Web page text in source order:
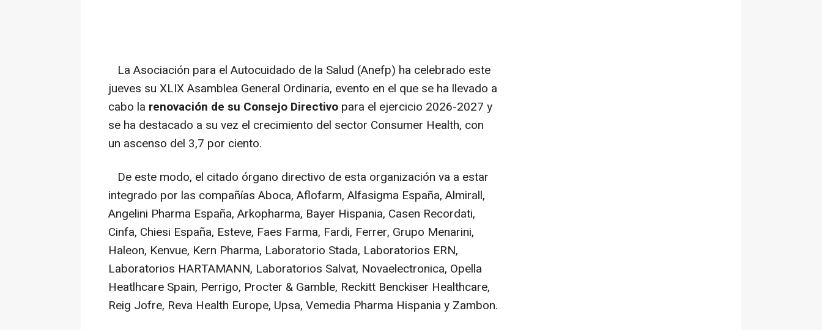
La Asociación para el Autocuidado de la Salud (Anefp) ha celebrado este
jueves su XLIX Asamblea General Ordinaria, evento en el que se ha llevado a
cabo la renovación de su Consejo Directivo para el ejercicio 2026-2027 y
se ha destacado a su vez el crecimiento del sector Consumer Health, con
un ascenso del 3,7 por ciento.
De este modo, el citado órgano directivo de esta organización va a estar
integrado por las compañías Aboca, Aflofarm, Alfasigma España, Almirall,
Angelini Pharma España, Arkopharma, Bayer Hispania, Casen Recordati,
Cinfa, Chiesi España, Esteve, Faes Farma, Fardi, Ferrer, Grupo Menarini,
Haleon, Kenvue, Kern Pharma, Laboratorio Stada, Laboratorios ERN,
Laboratorios HARTAMANN, Laboratorios Salvat, Novaelectronica, Opella
Heatlhcare Spain, Perrigo, Procter & Gamble, Reckitt Benckiser Healthcare,
Reig Jofre, Reva Health Europe, Upsa, Vemedia Pharma Hispania y Zambon.